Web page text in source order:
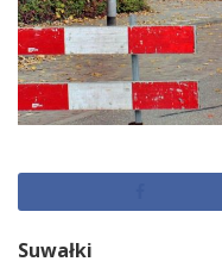
Suwałki